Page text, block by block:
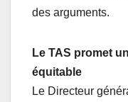
des arguments.
Le TAS promet
équitable
Le Directeur